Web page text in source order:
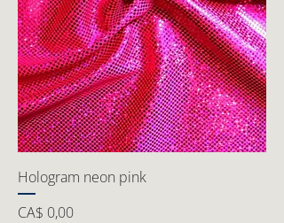
Hologram neon pink
Preço
CA$ 0,00